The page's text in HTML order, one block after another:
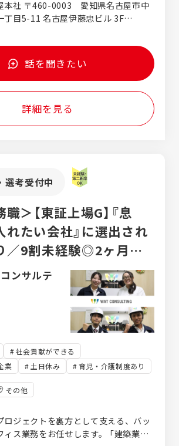
本社 〒460-0003 愛知県名古屋市中
丁目5-11 名古屋伊藤忠ビル 3F
東京都品川区大崎1-6-1 TOC大
関東・関西のクラ
ト先」 ※勤務地は希望を考慮し、決定
。 ※転勤はありません。
話を聞きたい
詳細を見る
選考受付中
＞【東証上場G】『息
れたい会社』に選出され
／9割未経験◎2ヶ月の
年休125日／土日祝休／
ンサルテ
社会貢献ができる
業
土日休み 育児・介護制度あり
その他
ロジェクトを裏方として支える、バッ
ィス業務をお任せします。 「建築業界